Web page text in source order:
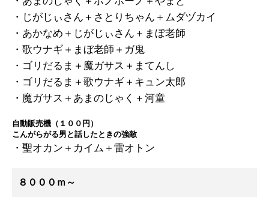
・じがじぃさん＋さとりちゃん＋ムダヅカイ
・あかなめ＋じがじぃさん＋まぼ老師
・歌ウナギ＋まぼ老師＋ガ鬼
・ゴリだるま＋魔ガサス＋まてんし
・ゴリだるま＋歌ウナギ＋キュン太郎
・魔ガサス＋あまのじゃく＋河童
自動販売機（１００円）
こんがらがる男と話したときの強敵
・聖オカン＋カイム＋雷オトン
８０００ｍ～